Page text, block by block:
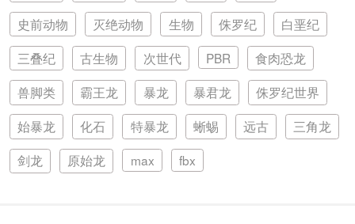
史前动物
灭绝动物 生物 侏罗纪
白垩纪
三叠纪
古生物 次世代 PBR
食肉恐龙
兽脚类
霸王龙 暴龙 暴君龙
侏罗纪世界
始暴龙
化石 特暴龙 蜥蜴 远古
三角龙
剑龙
原始龙 max fbx